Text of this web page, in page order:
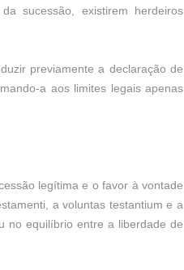
sucessão, existirem herdeiros
previamente a declaração de
a aos limites legais apenas
legítima e o favor à vontade
a voluntas testantium e a
no equilíbrio entre a liberdade de